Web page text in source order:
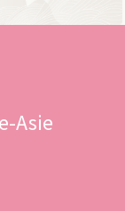
Asie